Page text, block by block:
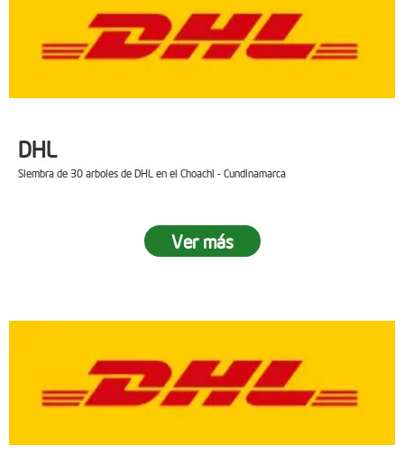
DHL
Siembra de 30 arboles de DHL en el Choachi - Cundinamarca
Ver más